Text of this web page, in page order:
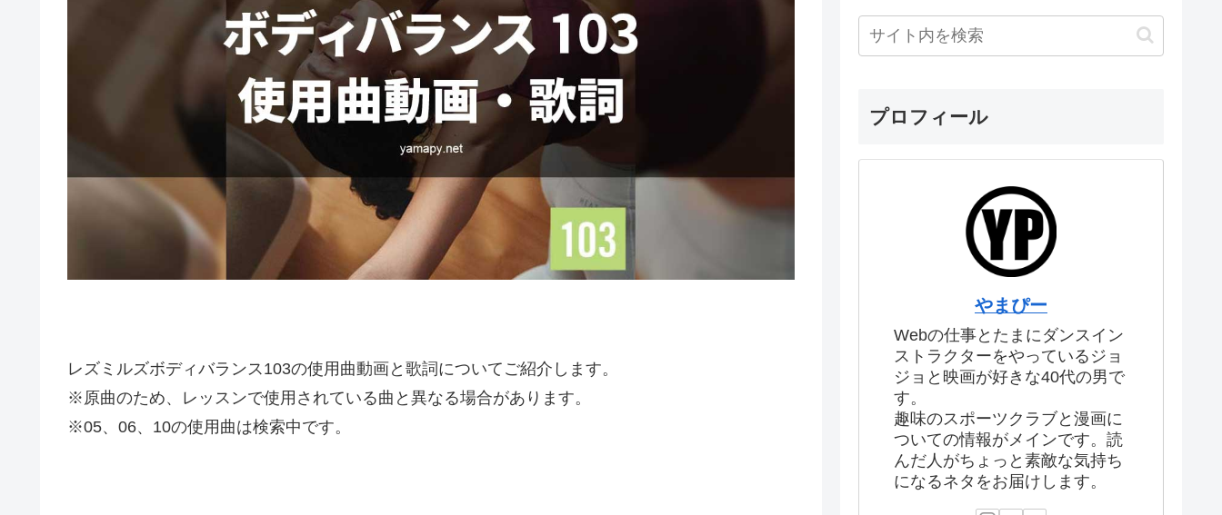
レズミルズボディバランス103の使用曲動画と歌詞についてご紹介します。
※原曲のため、レッスンで使用されている曲と異なる場合があります。
※05、06、10の使用曲は検索中です。
プロフィール
やまぴー
Webの仕事とたまにダンスイン
ストラクターをやっているジョ
ジョと映画が好きな40代の男で
す。
趣味のスポーツクラブと漫画に
ついての情報がメインです。読
んだ人がちょっと素敵な気持ち
になるネタをお届けします。